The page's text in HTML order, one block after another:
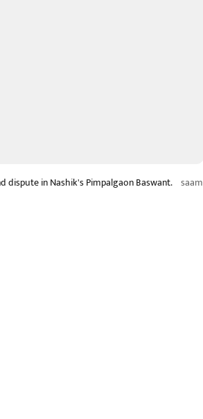
in Nashik's Pimpalgaon Baswant. saam